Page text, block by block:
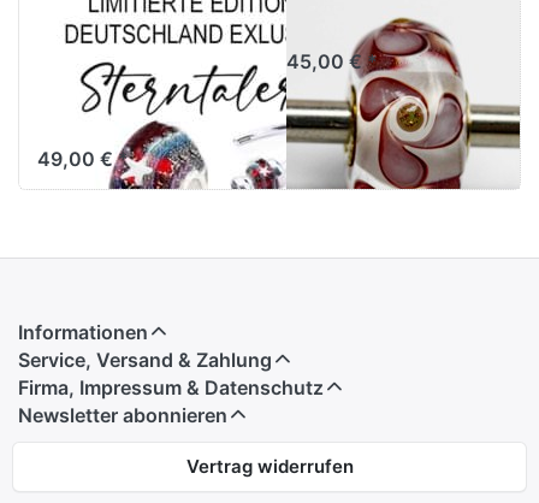
Sterntaler -
Länder Bead
Deutschland
TGLBE-20457
49,00 € *
Uniques 95
45,00 € *
Informationen
Service, Versand & Zahlung
Firma, Impressum & Datenschutz
Newsletter abonnieren
Vertrag widerrufen